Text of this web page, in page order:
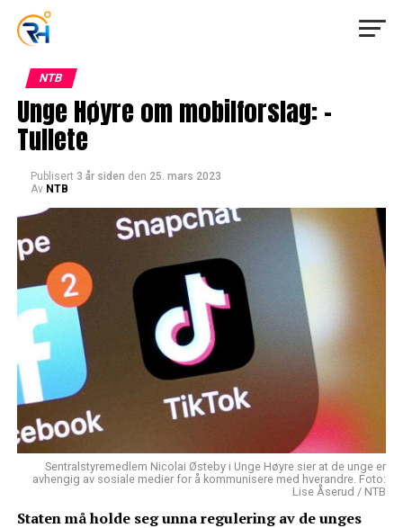
NTB
Unge Høyre om mobilforslag: –
Tullete
Publisert 3 år siden den 25. mars 2023
Av NTB
Sentralstyremedlem Nicolai Østeby i Unge Høyre sier at de unge er
avhengig av sosiale medier for å kommunisere med hverandre. Foto:
Lise Åserud / NTB
Staten må holde seg unna regulering av de unges